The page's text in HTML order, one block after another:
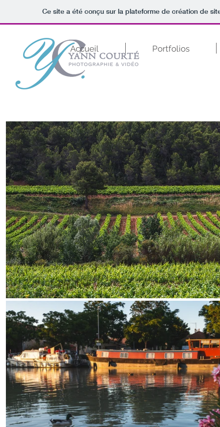
Ce site a été conçu sur la plateforme de création de
Accueil Portfolios